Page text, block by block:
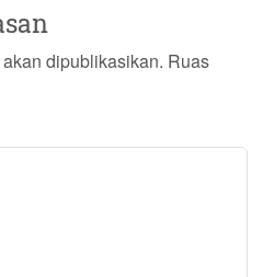
dipublikasikan. Ruas